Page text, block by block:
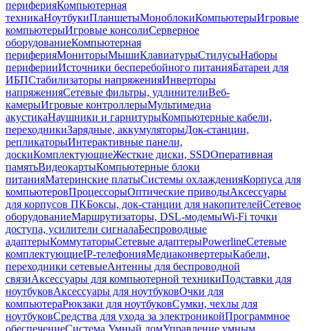
периферияКомпьютерная
техникаНоутбукиПланшетыМоноблокиКомпьютерыИгровые
компьютерыИгровые консолиСерверное
оборудованиеКомпьютерная
периферияМониторыМышиКлавиатурыСтилусыНаборы
периферииИсточники бесперебойного питанияБатареи для
ИБПСтабилизаторы напряженияИнверторы
напряженияСетевые фильтры, удлинителиВеб-
камерыИгровые контроллерыМультимедиа
акустикаНаушники и гарнитурыКомпьютерные кабели,
переходникиЗарядные, аккумуляторыДок-станции,
репликаторыИнтерактивные панели,
доскиКомплектующиеЖесткие диски, SSDОперативная
памятьВидеокартыКомпьютерные блоки
питанияМатеринские платыСистемы охлажденияКорпуса для
компьютеровПроцессорыОптические приводыАксессуары
для корпусов ПКБоксы, док-станции для накопителейСетевое
оборудованиеМаршрутизаторы, DSL-модемыWi-Fi точки
доступа, усилители сигналаБеспроводные
адаптерыКоммутаторыСетевые адаптерыPowerlineСетевые
комплектующиеIP-телефонияМедиаконвертерыКабели,
переходники сетевыеАнтенны для беспроводной
связиАксессуары для компьютерной техникиПодставки для
ноутбуковАксессуары для ноутбуковОчки для
компьютераРюкзаки для ноутбуковСумки, чехлы для
ноутбуковСредства для ухода за электроникойПрограммное
обеспечениеСистема Умный домУправление умным